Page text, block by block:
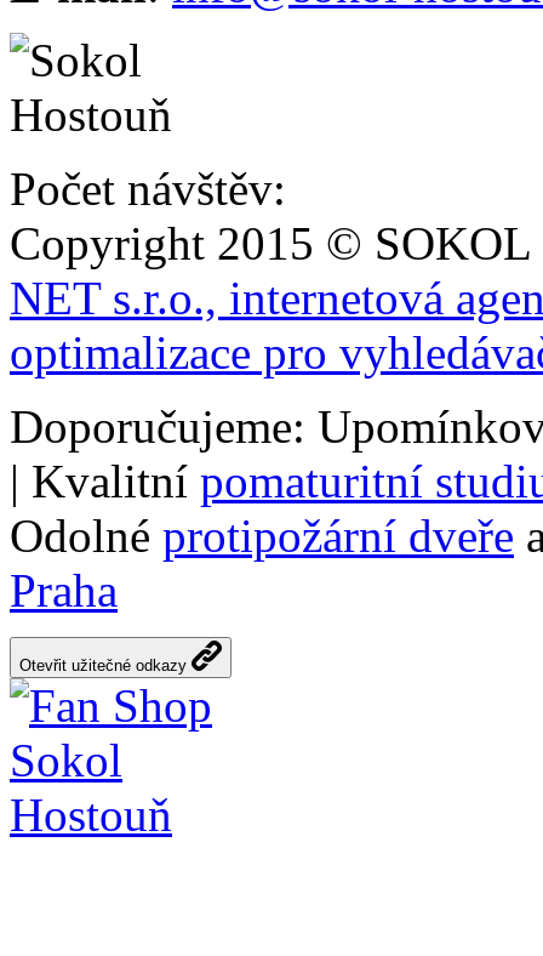
Počet návštěv:
Copyright 2015 ©
NET s.r.o., internetová
optimalizace pro
Doporučujeme:
| Kvalitní pomaturitní
Odolné protipožární dveře
Praha
Otevřit užitečné odkazy